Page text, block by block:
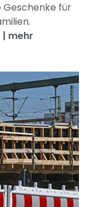
Geschenke für
| mehr